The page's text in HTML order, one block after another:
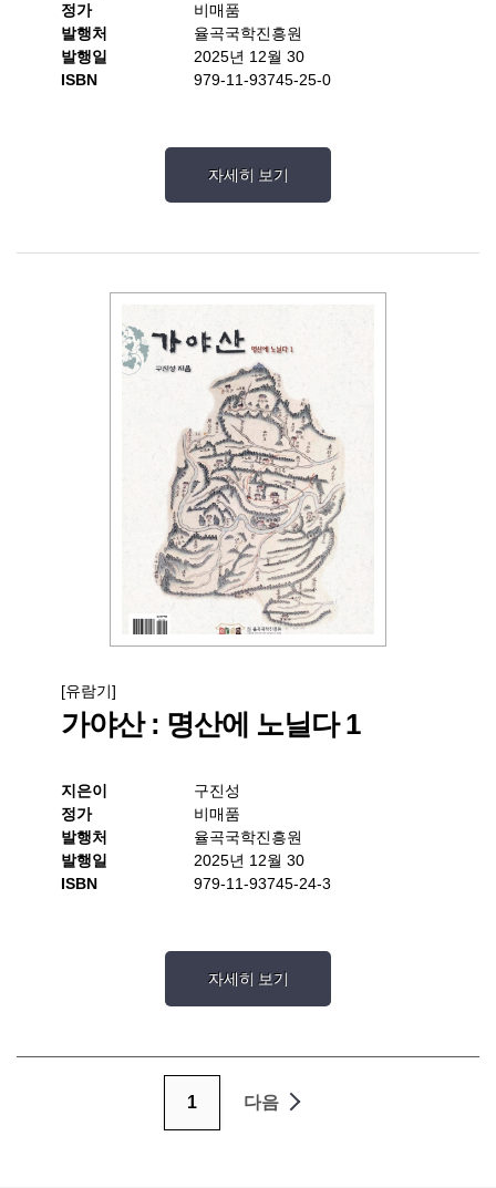
정가
비매품
발행처
율곡국학진흥원
발행일
2025년 12월 30
ISBN
979-11-93745-25-0
자세히 보기
[유람기]
가야산 : 명산에 노닐다 1
지은이
구진성
정가
비매품
발행처
율곡국학진흥원
발행일
2025년 12월 30
ISBN
979-11-93745-24-3
자세히 보기
1 다음